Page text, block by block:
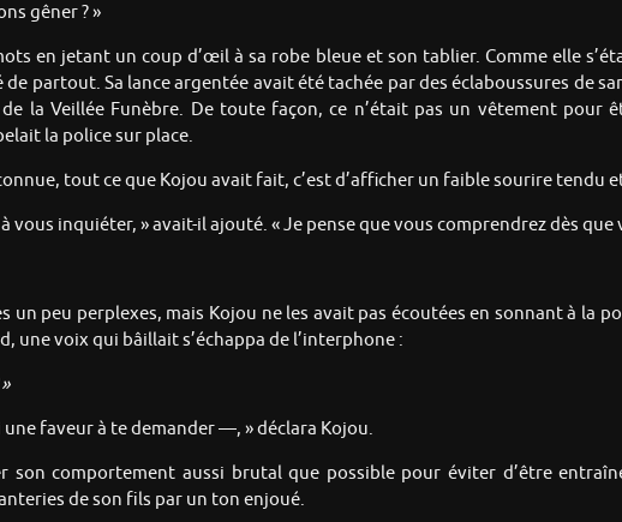
gêner ? »
en jetant un coup d’œil à sa robe bleue et son tablier. Comme elle
partout. Sa lance argentée avait été tachée par des éclaboussures de
la Veillée Funèbre. De toute façon, ce n’était pas un vêtement pour
la police sur place.
tout ce que Kojou avait fait, c’est d’afficher un faible sourire tendu
à vous inquiéter, » avait-il ajouté. « Je pense que vous comprendrez dès
un peu perplexes, mais Kojou ne les avait pas écoutées en sonnant à
une voix qui bâillait s’échappa de l’interphone :
une faveur à te demander —, » déclara Kojou.
son comportement aussi brutal que possible pour éviter d’être
de son fils par un ton enjoué.